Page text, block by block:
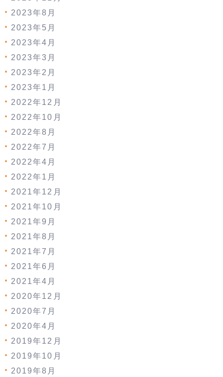
2023年8月
2023年5月
2023年4月
2023年3月
2023年2月
2023年1月
2022年12月
2022年10月
2022年8月
2022年7月
2022年4月
2022年1月
2021年12月
2021年10月
2021年9月
2021年8月
2021年7月
2021年6月
2021年4月
2020年12月
2020年7月
2020年4月
2019年12月
2019年10月
2019年8月